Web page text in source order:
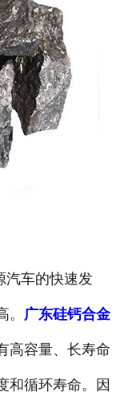
车的快速发
广东硅钙合金
高容量、长寿命
和循环寿命。因